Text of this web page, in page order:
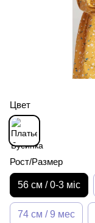
Цвет
Рост/Размер
56 см / 0-3 міс
74 см / 9 мес